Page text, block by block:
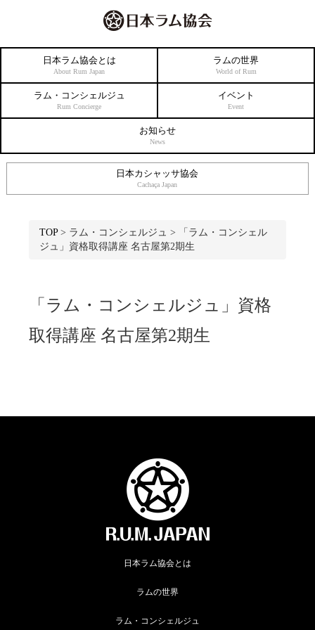
日本ラム協会とは
About Rum Japan
ラムの世界
World of Rum
ラム・コンシェルジュ
Rum Concierge
イベント
Event
お知らせ
News
日本カシャッサ協会
Cachaça Japan
TOP> ラム・コンシェルジュ >
「ラム・コンシェル
ジュ」資格取得講座 名古屋第2期生
「ラム・コンシェルジュ」資格
取得講座 名古屋第2期生
日本ラム協会とは
ラムの世界
ラム・コンシェルジュ